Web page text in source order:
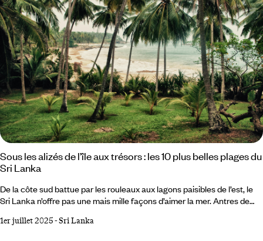
Sous les alizés de l’île aux trésors : les 10 plus belles plages du
Sri Lanka
De la côte sud battue par les rouleaux aux lagons paisibles de l’est, le
Sri Lanka n’offre pas une mais mille façons d’aimer la mer. Antres de
chaque rivage a son rythme et son atmosphère. L’île, généreuse,
1er juillet 2025-Sri Lanka